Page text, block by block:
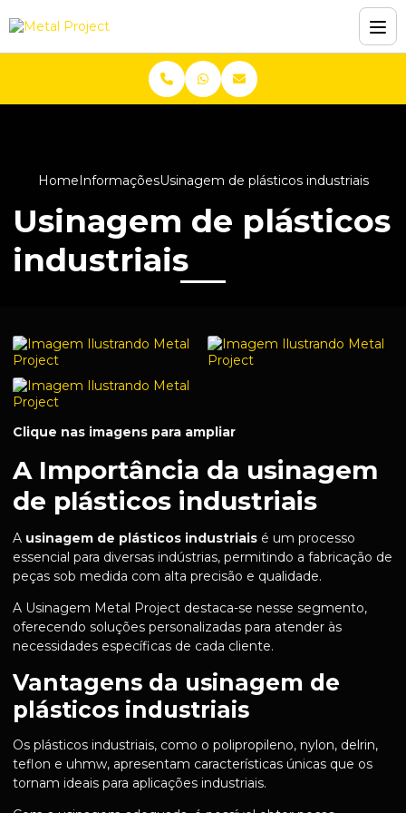
HomeInformaçõesUsinagem de plásticos industriais
Usinagem de plásticos
industriais
Clique nas imagens para ampliar
A Importância da usinagem
de plásticos industriais
A usinagem de plásticos industriais é um processo
essencial para diversas indústrias, permitindo a fabricação de
peças sob medida com alta precisão e qualidade.
A Usinagem Metal Project destaca-se nesse segmento,
oferecendo soluções personalizadas para atender às
necessidades específicas de cada cliente.
Vantagens da usinagem de
plásticos industriais
Os plásticos industriais, como o polipropileno, nylon, delrin,
teflon e uhmw, apresentam características únicas que os
tornam ideais para aplicações industriais.